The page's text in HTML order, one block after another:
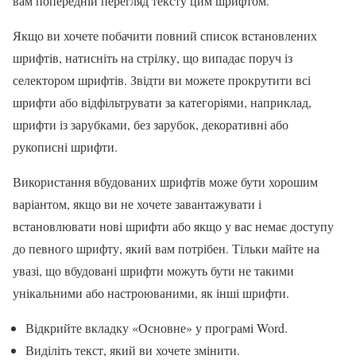
Якщо ви хочете побачити повний список встановлених
шрифтів, натисніть на стрілку, що випадає поруч із
селектором шрифтів. Звідти ви можете прокрутити всі
шрифти або відфільтрувати за категоріями, наприклад,
шрифти із зарубками, без зарубок, декоративні або
рукописні шрифти.
Використання вбудованих шрифтів може бути хорошим
варіантом, якщо ви не хочете завантажувати і
встановлювати нові шрифти або якщо у вас немає доступу
до певного шрифту, який вам потрібен. Тільки майте на
увазі, що вбудовані шрифти можуть бути не такими
унікальними або настроюваними, як інші шрифти.
Відкрийте вкладку «Основне» у програмі Word.
Виділіть текст, який ви хочете змінити.